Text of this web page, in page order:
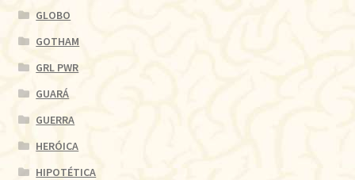
GLOBO
GOTHAM
GRL PWR
GUARÁ
GUERRA
HERÓICA
HIPOTÉTICA